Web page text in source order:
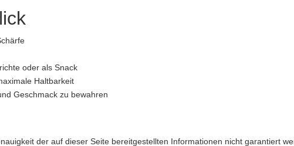
Bitte prüfen Sie die Angaben auf der jeweiligen Produktverpackung; nur diese sind
oder als Snack
Haltbarkeit
Geschmack zu bewahren
der auf dieser Seite bereitgestellten Informationen nicht garantiert